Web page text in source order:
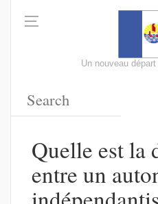
Un nouveau
Quelle est la
entre un